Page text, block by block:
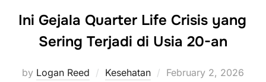
Ini Gejala Quarter Life Crisis yang
Sering Terjadi di Usia 20-an
by Logan Reed Kesehatan
Posted
February 2, 2026